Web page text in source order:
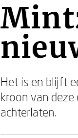
Het is en blijft
kroon van deze
achterlaten.